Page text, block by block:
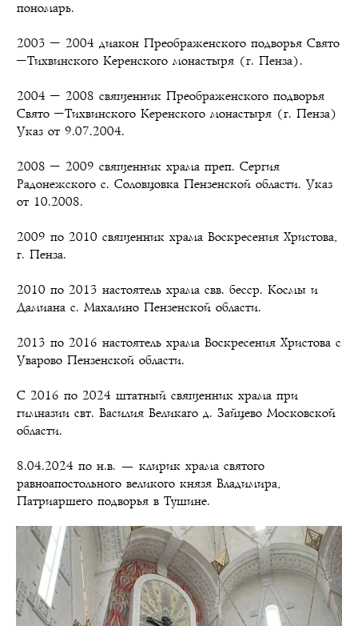
пономарь.
2003 – 2004 диакон Преображенского подворья Свято
–Тихвинского Керенского монастыря (г. Пенза).
2004 – 2008 священник Преображенского подворья
Свято –Тихвинского Керенского монастыря (г. Пенза)
Указ от 9.07.2004.
2008 – 2009 священник храма преп. Сергия
Радонежского с. Соловцовка Пензенской области. Указ
от 10.2008.
2009 по 2010 священник храма Воскресения Христова,
г. Пенза.
2010 по 2013 настоятель храма свв. бесср. Космы и
Дамиана с. Махалино Пензенской области.
2013 по 2016 настоятель храма Воскресения Христова с
Уварово Пензенской области.
С 2016 по 2024 штатный священник храма при
гимназии свт. Василия Великаго д. Зайцево Московской
области.
8.04.2024 по н.в. — клирик храма святого
равноапостольного великого князя Владимира,
Патриаршего подворья в Тушине.